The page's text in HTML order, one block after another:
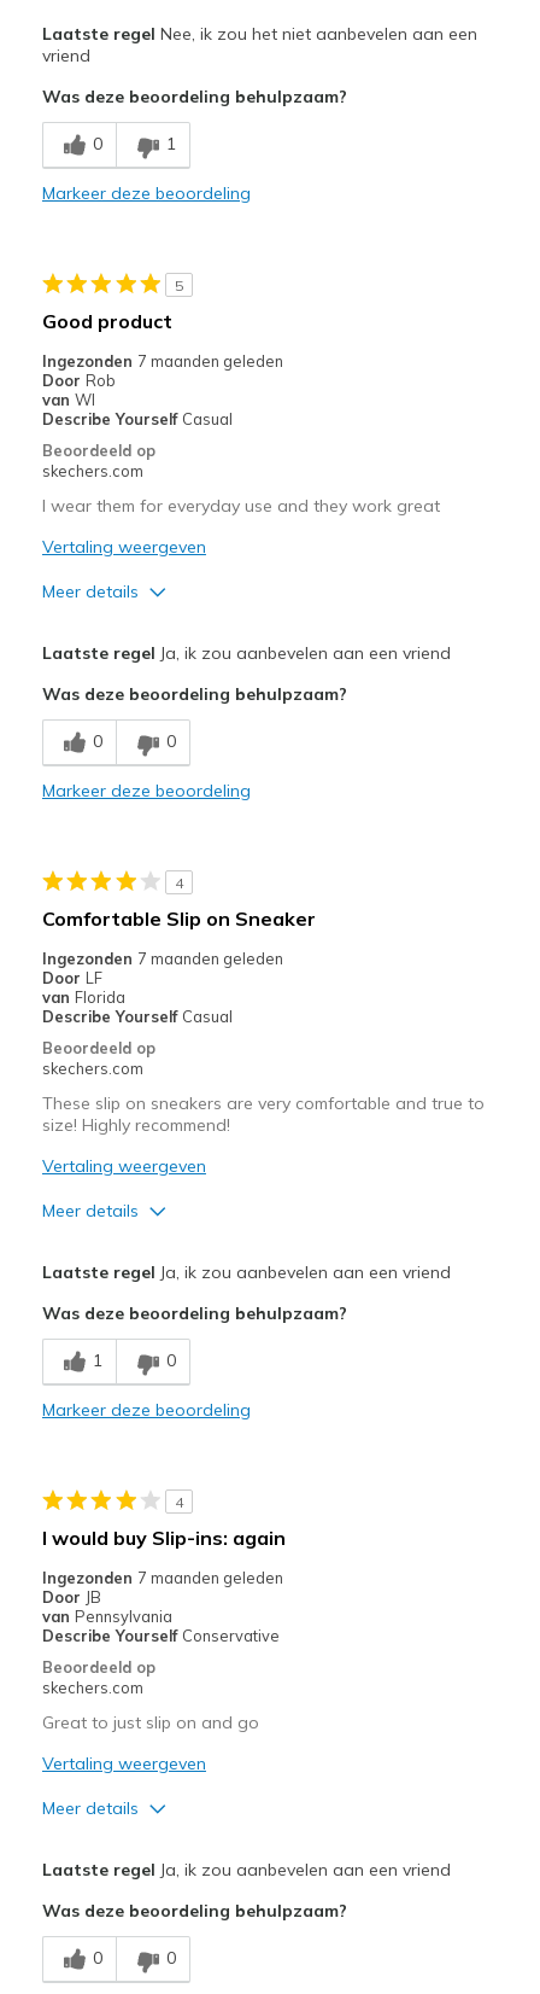
Casual Wear
Width
Feels true to width
Sizing
View On Shoes
Laatste regel Nee, ik zou het niet aanbevelen aan een
vriend
Was deze beoordeling behulpzaam?
0 1
Markeer deze beoordeling
5
Good product
Ingezonden 7 maanden geleden
Door Rob
van WI
Describe Yourself Casual
Beoordeeld op
skechers.com
I wear them for everyday use and they work great
Vertaling weergeven
Meer details
Breathe Well
Comfortable
Casual Wear
Width
Sizing
Feels true to size
View On Shoes
Laatste regel Ja, ik zou aanbevelen aan een vriend
Was deze beoordeling behulpzaam?
0 0
Markeer deze beoordeling
4
Comfortable Slip on Sneaker
Ingezonden 7 maanden geleden
Door LF
van Florida
Describe Yourself Casual
Beoordeeld op
skechers.com
These slip on sneakers are very comfortable and true to
size! Highly recommend!
Vertaling weergeven
Meer details
Comfortable
Stylish
Feels true to size
View On Shoes
Shoes are for Wearing
Laatste regel Ja, ik zou aanbevelen aan een vriend
Was deze beoordeling behulpzaam?
1 0
Markeer deze beoordeling
4
I would buy Slip-ins: again
Ingezonden 7 maanden geleden
Door JB
van Pennsylvania
Describe Yourself Conservative
Beoordeeld op
skechers.com
Great to just slip on and go
Vertaling weergeven
Meer details
Beste toepassingen
Casual Wear
Laatste regel Ja, ik zou aanbevelen aan een vriend
Was deze beoordeling behulpzaam?
0 0